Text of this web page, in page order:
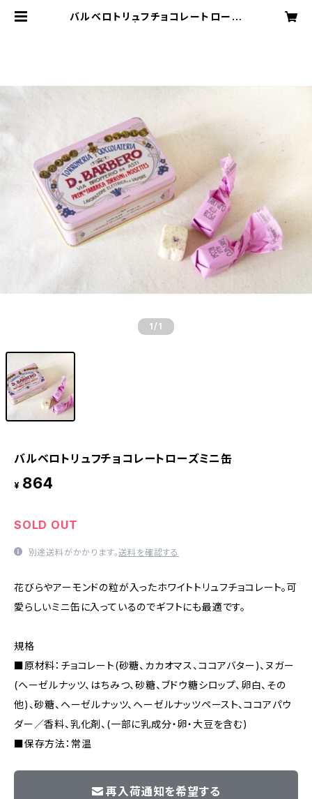
バルベロトリュフチョコレートローズ
1 /1
バルベロトリュフチョコレートローズミニ缶
¥ 864
SOLD OUT
別途送料がかかります。送料を確認する
花びらやアーモンドの粒が入ったホワイトトリュフチョコレート。可
愛らしいミニ缶に入っているのでギフトにも最適です。
規格
■原材料：チョコレート(砂糖、カカオマス、ココアバター)、ヌガー
(ヘーゼルナッツ、はちみつ、砂糖、ブドウ糖シロップ、卵白、その
他)、砂糖、ヘーゼルナッツ、ヘーゼルナッツペースト、ココアパウ
ダー／香料、乳化剤、(一部に乳成分・卵・大豆を含む)
■保存方法：常温
再入荷通知を希望する